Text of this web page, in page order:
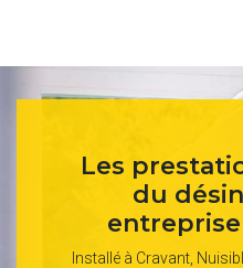
Les
du
Installé à Cravant,